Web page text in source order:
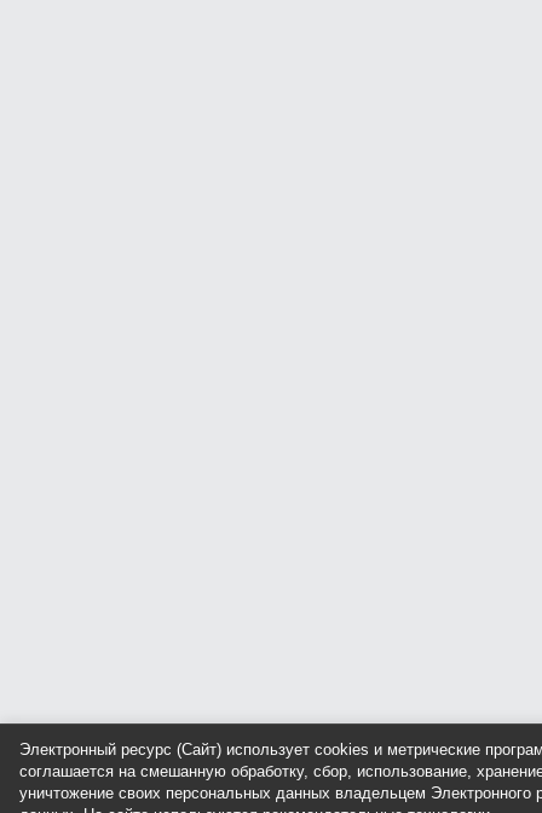
Электронный ресурс (Сайт) использует cookies и метрические
соглашается на смешанную обработку, сбор, использование,
уничтожение своих персональных данных владельцем Электронного